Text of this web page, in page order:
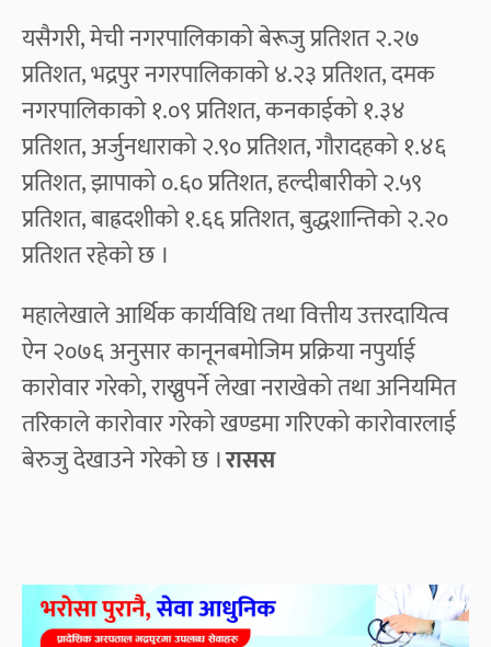
यसैगरी, मेची नगरपालिकाको बेरूजु प्रतिशत २.२७
प्रतिशत, भद्रपुर नगरपालिकाको ४.२३ प्रतिशत, दमक
नगरपालिकाको १.०९ प्रतिशत, कनकाईको १.३४
प्रतिशत, अर्जुनधाराको २.९० प्रतिशत, गौरादहको १.४६
प्रतिशत, झापाको ०.६० प्रतिशत, हल्दीबारीको २.५९
प्रतिशत, बाह्रदशीको १.६६ प्रतिशत, बुद्धशान्तिको २.२०
प्रतिशत रहेको छ ।
महालेखाले आर्थिक कार्यविधि तथा वित्तीय उत्तरदायित्व
ऐन २०७६ अनुसार कानूनबमोजिम प्रक्रिया नपुर्याई
कारोवार गरेको, राख्नुपर्ने लेखा नराखेको तथा अनियमित
तरिकाले कारोवार गरेको खण्डमा गरिएको कारोवारलाई
बेरुजु देखाउने गरेको छ ।रासस